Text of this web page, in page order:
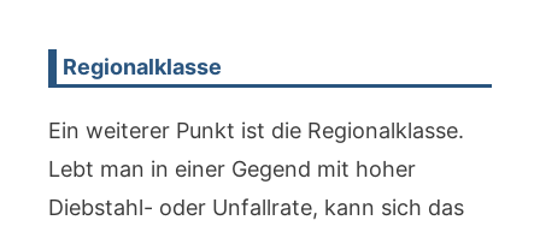
Regionalklasse
Ein weiterer Punkt ist die Regionalklasse.
Lebt man in einer Gegend mit hoher
Diebstahl- oder Unfallrate, kann sich das